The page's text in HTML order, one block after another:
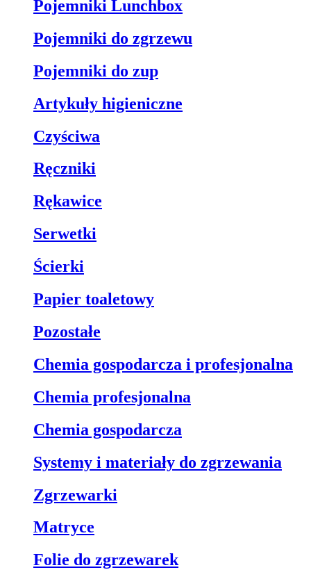
Pojemniki Lunchbox
Pojemniki do zgrzewu
Pojemniki do zup
Artykuły higieniczne
Czyściwa
Ręczniki
Rękawice
Serwetki
Ścierki
Papier toaletowy
Pozostałe
Chemia gospodarcza i profesjonalna
Chemia profesjonalna
Chemia gospodarcza
Systemy i materiały do zgrzewania
Zgrzewarki
Matryce
Folie do zgrzewarek